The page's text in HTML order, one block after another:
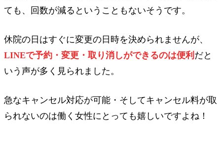
ても、回数が減るということもないそうです。
休院の日はすぐに変更の日時を決められませんが、
LINEで予約・変更・取り消しができるのは便利 だと
いう声が多く見られました。
急なキャンセル対応が可能・そしてキャンセル料が取
られないのは働く女性にとっても嬉しいですよね！